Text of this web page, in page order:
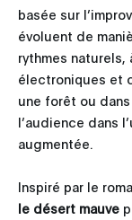
basée sur
évoluent de
rythmes
électroniques et
une forêt ou
l’audience dans
augmentée.
Inspiré par le
le désert mauve